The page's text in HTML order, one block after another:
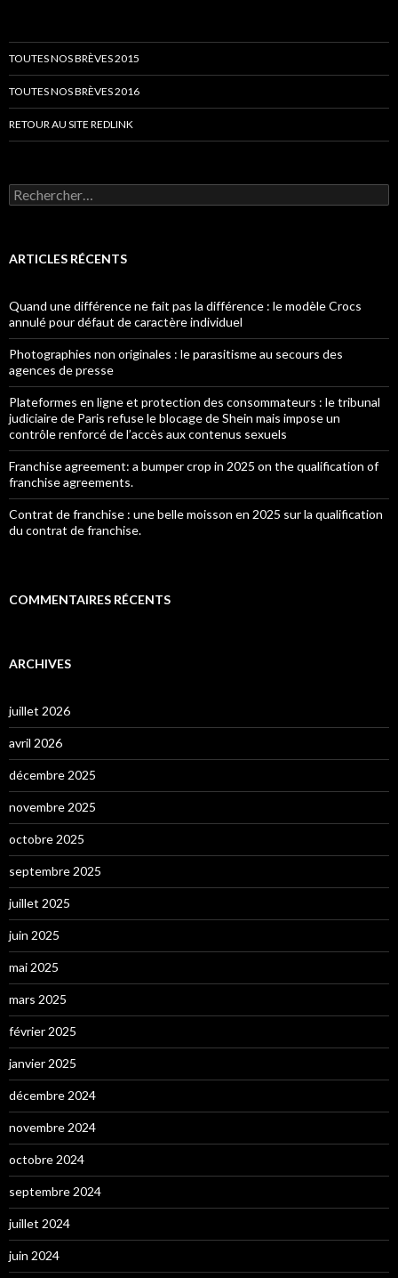
TOUTES NOS BRÈVES 2015
TOUTES NOS BRÈVES 2016
RETOUR AU SITE REDLINK
Rechercher :
ARTICLES RÉCENTS
Quand une différence ne fait pas la différence : le modèle Crocs
annulé pour défaut de caractère individuel
Photographies non originales : le parasitisme au secours des
agences de presse
Plateformes en ligne et protection des consommateurs : le tribunal
judiciaire de Paris refuse le blocage de Shein mais impose un
contrôle renforcé de l’accès aux contenus sexuels
Franchise agreement: a bumper crop in 2025 on the qualification of
franchise agreements.
Contrat de franchise : une belle moisson en 2025 sur la qualification
du contrat de franchise.
COMMENTAIRES RÉCENTS
ARCHIVES
juillet 2026
avril 2026
décembre 2025
novembre 2025
octobre 2025
septembre 2025
juillet 2025
juin 2025
mai 2025
mars 2025
février 2025
janvier 2025
décembre 2024
novembre 2024
octobre 2024
septembre 2024
juillet 2024
juin 2024